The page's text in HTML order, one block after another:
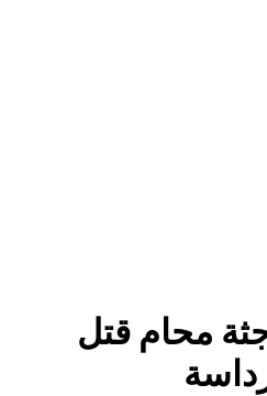
محام قتل